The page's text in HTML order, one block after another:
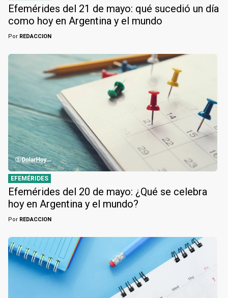
Efemérides del 21 de mayo: qué sucedió un día
como hoy en Argentina y el mundo
Por REDACCION
EFEMÉRIDES
Efemérides del 20 de mayo: ¿Qué se celebra
hoy en Argentina y el mundo?
Por REDACCION